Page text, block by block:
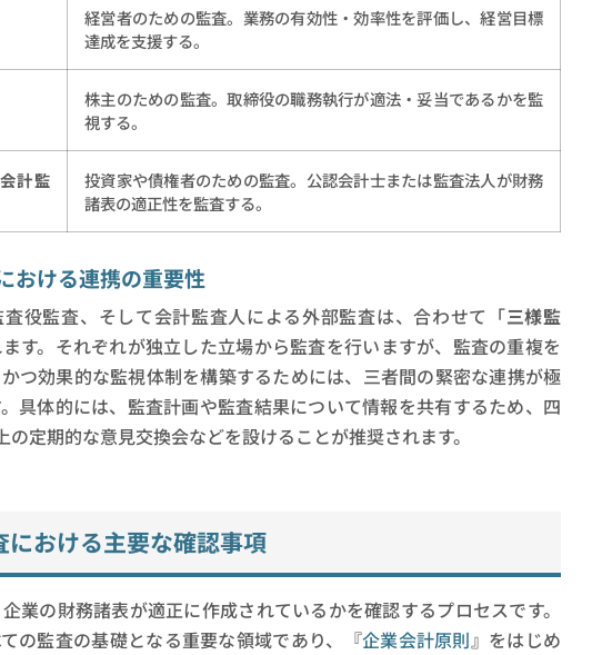
経営者のための監査。業務の有効性・効率性を評価し、経営目標
達成を支援する。
株主のための監査。取締役の職務執行が適法・妥当であるかを監
視する。
計監
投資家や債権者のための監査。公認会計士または監査法人が財務
諸表の適正性を監査する。
おける連携の重要性
役監査、そして会計監査人による外部監査は、合わせて「三様監
す。それぞれが独立した立場から監査を行いますが、監査の重複を
つ効果的な監視体制を構築するためには、三者間の緊密な連携が極
具体的には、監査計画や監査結果について情報を共有するため、四
の定期的な意見交換会などを設けることが推奨されます。
における主要な確認事項
業の財務諸表が適正に作成されているかを確認するプロセスです。
の監査の基礎となる重要な領域であり、『企業会計原則』をはじめ